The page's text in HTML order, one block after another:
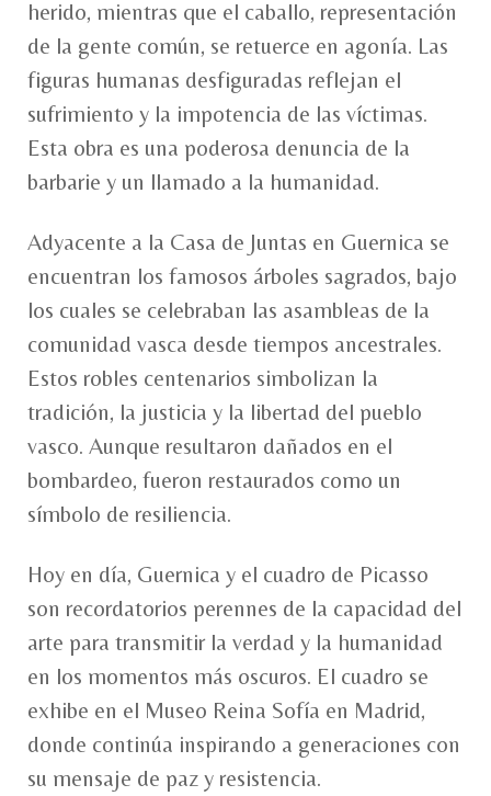
herido, mientras que el caballo, representación
de la gente común, se retuerce en agonía. Las
figuras humanas desfiguradas reflejan el
sufrimiento y la impotencia de las víctimas.
Esta obra es una poderosa denuncia de la
barbarie y un llamado a la humanidad.
Adyacente a la Casa de Juntas en Guernica se
encuentran los famosos árboles sagrados, bajo
los cuales se celebraban las asambleas de la
comunidad vasca desde tiempos ancestrales.
Estos robles centenarios simbolizan la
tradición, la justicia y la libertad del pueblo
vasco. Aunque resultaron dañados en el
bombardeo, fueron restaurados como un
símbolo de resiliencia.
Hoy en día, Guernica y el cuadro de Picasso
son recordatorios perennes de la capacidad del
arte para transmitir la verdad y la humanidad
en los momentos más oscuros. El cuadro se
exhibe en el Museo Reina Sofía en Madrid,
donde continúa inspirando a generaciones con
su mensaje de paz y resistencia.